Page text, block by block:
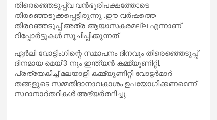
തിരെഞ്ഞെടുപ്പ്വ വൻഭൂരിപക്ഷത്തോടെ
തിരഞ്ഞെടുക്കപ്പെട്ടിരുന്നു .ഈ വർഷത്തെ
തിരഞ്ഞെടുപ്പ് അത്ര ആയാസകരമല്ല എന്നാണ്
റിപ്പോർട്ടുകൾ സൂചിപ്പിക്കുന്നത്.
ഏർലി വോട്ടിംഗിന്റെ സമാപനം ദിനവും തിരെഞ്ഞെടുപ്പ്
ദിനമായ മെയ് 3 നും ഇന്ത്യൻ കമ്മ്യൂണിറ്റി,
പ്രത്യേകിച്ച് മലയാളി കമ്മ്യൂണിറ്റി വോട്ടർമാർ
തങ്ങളുടെ സമ്മതിദാനാവകാശം ഉപയോഗിക്കണമെന്ന്
സ്ഥാനാർത്ഥികൾ അഭ്യർത്ഥിച്ചു.